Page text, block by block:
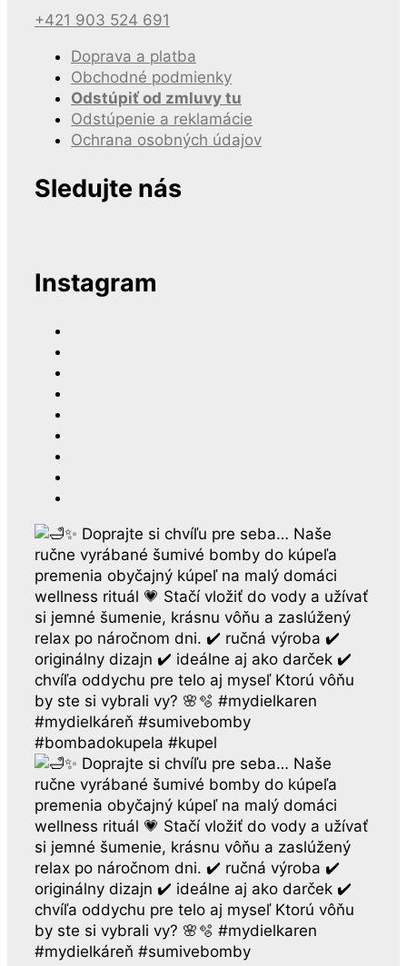
+421 903 524 691
Doprava a platba
Obchodné podmienky
Odstúpiť od zmluvy tu
Odstúpenie a reklamácie
Ochrana osobných údajov
Sledujte nás
Instagram